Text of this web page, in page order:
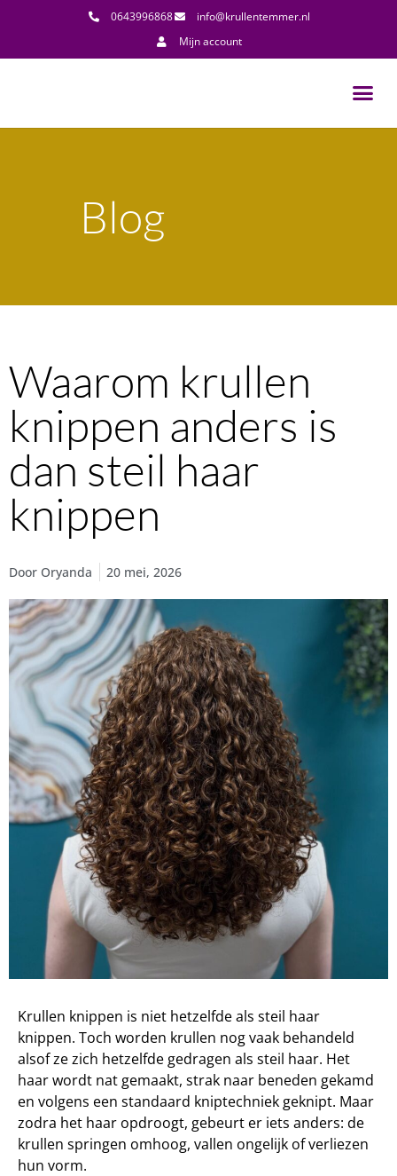
0643996868
info@krullentemmer.nl
Mijn account
Blog
Waarom krullen
knippen anders is
dan steil haar
knippen
Door Oryanda 20 mei, 2026
Krullen knippen is niet hetzelfde als steil haar
knippen. Toch worden krullen nog vaak behandeld
alsof ze zich hetzelfde gedragen als steil haar. Het
haar wordt nat gemaakt, strak naar beneden gekamd
en volgens een standaard kniptechniek geknipt. Maar
zodra het haar opdroogt, gebeurt er iets anders: de
krullen springen omhoog, vallen ongelijk of verliezen
hun vorm.